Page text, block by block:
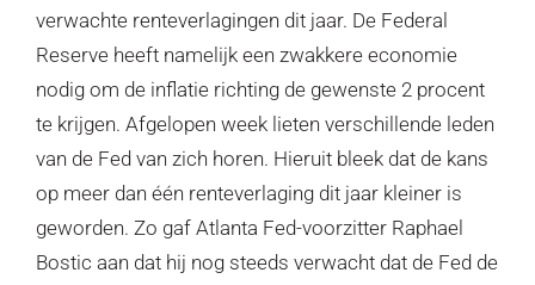
verwachte renteverlagingen dit jaar. De Federal
Reserve heeft namelijk een zwakkere economie
nodig om de inflatie richting de gewenste 2 procent
te krijgen. Afgelopen week lieten verschillende leden
van de Fed van zich horen. Hieruit bleek dat de kans
op meer dan één renteverlaging dit jaar kleiner is
geworden. Zo gaf Atlanta Fed-voorzitter Raphael
Bostic aan dat hij nog steeds verwacht dat de Fed de